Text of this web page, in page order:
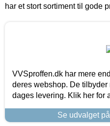
har et stort sortiment til gode
VVSproffen.dk har mere
deres webshop. De tilbyder
dages levering. Klik her for
Se udvalget